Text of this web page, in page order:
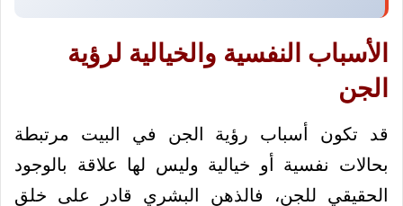
الأسباب النفسية والخيالية لرؤية
الجن
قد تكون أسباب رؤية الجن في البيت مرتبطة
بحالات نفسية أو خيالية وليس لها علاقة بالوجود
الحقيقي للجن، فالذهن البشري قادر على خلق